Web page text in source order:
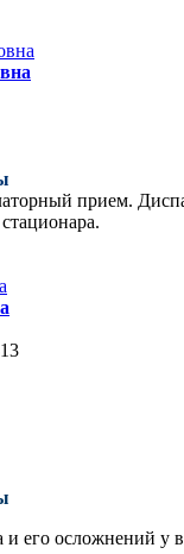
прием.
его осложнений у